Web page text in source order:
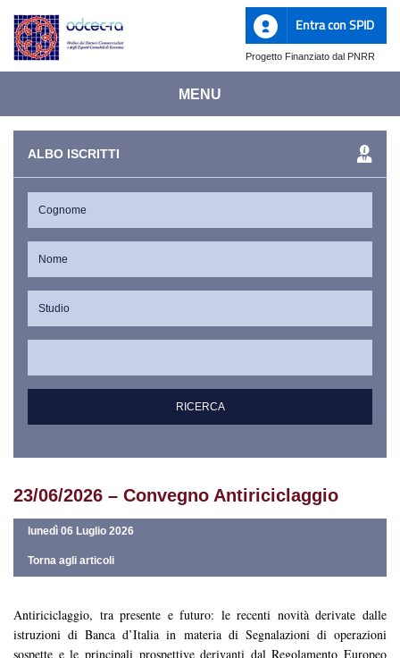
Entra con SPID
Progetto Finanziato dal PNRR
MENU
ALBO ISCRITTI
23/06/2026 – Convegno Antiriciclaggio
lunedì 06 Luglio 2026
Torna agli articoli
Antiriciclaggio, tra presente e futuro: le recenti novità derivate dalle
istruzioni di Banca d’Italia in materia di Segnalazioni di operazioni
sospette e le principali prospettive derivanti dal Regolamento Europeo